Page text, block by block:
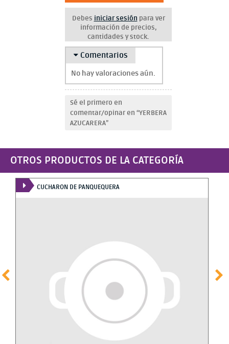
Debes iniciar sesión para ver
información de precios,
cantidades y stock.
Comentarios
No hay valoraciones aún.
Sé el primero en
comentar/opinar en “YERBERA
AZUCARERA”
OTROS PRODUCTOS DE LA CATEGORÍA
CUCHARON DE PANQUEQUERA